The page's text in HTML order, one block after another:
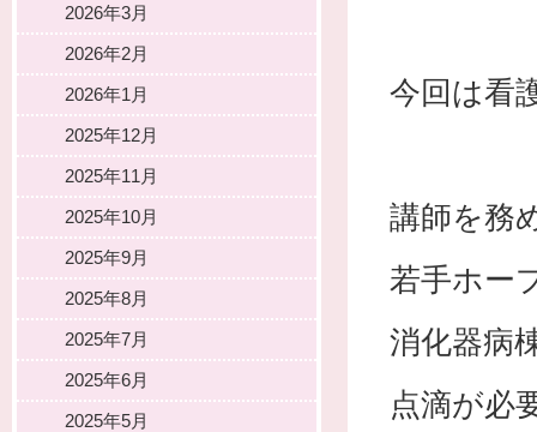
今回は看
講師を務
若手ホー
消化器病
点滴が必
2026年3月
2026年2月
2026年1月
2025年12月
2025年11月
2025年10月
2025年9月
2025年8月
2025年7月
2025年6月
2025年5月